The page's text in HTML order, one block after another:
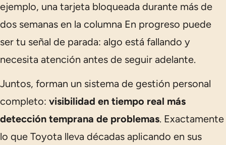
ejemplo, una tarjeta bloqueada durante más de
dos semanas en la columna En progreso puede
ser tu señal de parada: algo está fallando y
necesita atención antes de seguir adelante.
Juntos, forman un sistema de gestión personal
completo: visibilidad en tiempo real más
detección temprana de problemas. Exactamente
lo que Toyota lleva décadas aplicando en sus